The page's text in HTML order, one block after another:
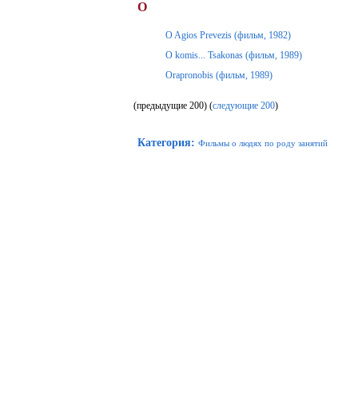
O
O Agios Prevezis (фильм, 1982)
O komis... Tsakonas (фильм, 1989)
Orapronobis (фильм, 1989)
(предыдущие 200) (следующие 200)
Категория: Фильмы о людях по роду занятий